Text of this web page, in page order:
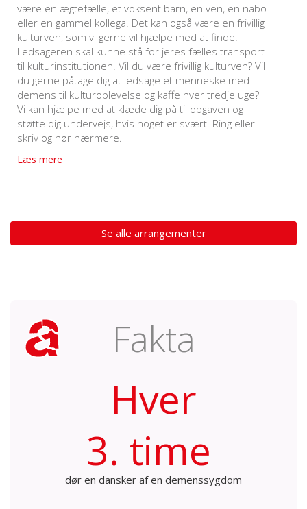
være en ægtefælle, et voksent barn, en ven, en nabo
eller en gammel kollega. Det kan også være en frivillig
kulturven, som vi gerne vil hjælpe med at finde.
Ledsageren skal kunne stå for jeres fælles transport
til kulturinstitutionen. Vil du være frivillig kulturven? Vil
du gerne påtage dig at ledsage et menneske med
demens til kulturoplevelse og kaffe hver tredje uge?
Vi kan hjælpe med at klæde dig på til opgaven og
støtte dig undervejs, hvis noget er svært. Ring eller
skriv og hør nærmere.
Læs mere
Se alle arrangementer
Fakta
Hver
3. time
dør en dansker af en demenssygdom